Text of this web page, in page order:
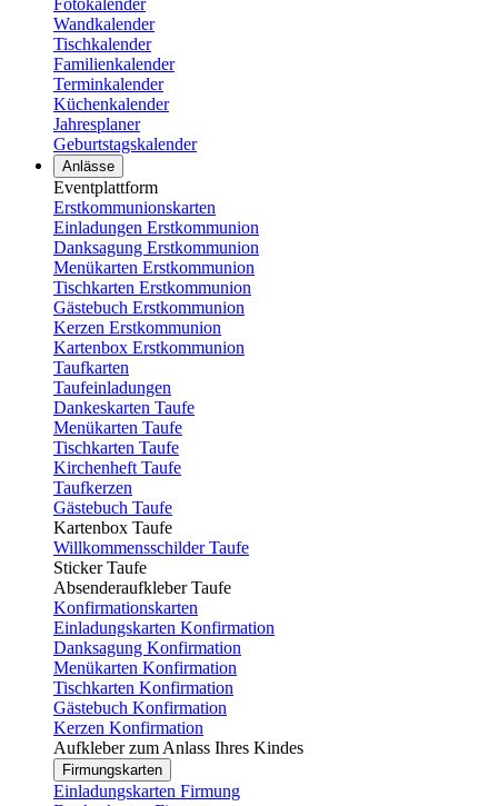
Fotokalender
Wandkalender
Tischkalender
Familienkalender
Terminkalender
Küchenkalender
Jahresplaner
Geburtstagskalender
Anlässe
Eventplattform
Erstkommunionskarten
Einladungen Erstkommunion
Danksagung Erstkommunion
Menükarten Erstkommunion
Tischkarten Erstkommunion
Gästebuch Erstkommunion
Kerzen Erstkommunion
Kartenbox Erstkommunion
Taufkarten
Taufeinladungen
Dankeskarten Taufe
Menükarten Taufe
Tischkarten Taufe
Kirchenheft Taufe
Taufkerzen
Gästebuch Taufe
Kartenbox Taufe
Willkommensschilder Taufe
Sticker Taufe
Absenderaufkleber Taufe
Konfirmationskarten
Einladungskarten Konfirmation
Danksagung Konfirmation
Menükarten Konfirmation
Tischkarten Konfirmation
Gästebuch Konfirmation
Kerzen Konfirmation
Aufkleber zum Anlass Ihres Kindes
Firmungskarten
Einladungskarten Firmung